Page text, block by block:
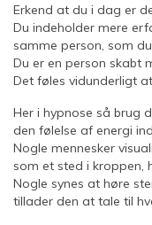
Erkend at du i dag er
Du indeholder mere
samme person, som
Du er en person skabt
Det føles vidunderligt
Her i hypnose så brug
den følelse af energi
Nogle mennesker
som et sted i kroppen,
Nogle synes at høre
tillader den at tale til